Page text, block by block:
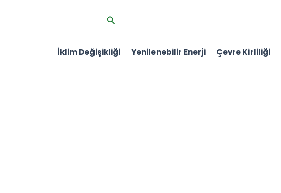
Arama
İklim Değişikliği Yenilenebilir Enerji Çevre Kirliliği